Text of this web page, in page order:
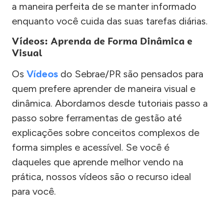
a maneira perfeita de se manter informado
enquanto você cuida das suas tarefas diárias.
Vídeos: Aprenda de Forma Dinâmica e
Visual
Os Vídeos do Sebrae/PR são pensados para
quem prefere aprender de maneira visual e
dinâmica. Abordamos desde tutoriais passo a
passo sobre ferramentas de gestão até
explicações sobre conceitos complexos de
forma simples e acessível. Se você é
daqueles que aprende melhor vendo na
prática, nossos vídeos são o recurso ideal
para você.